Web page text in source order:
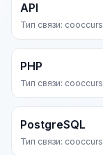
API
Тип связи: cooccurs
PHP
Тип связи: cooccurs
PostgreSQL
Тип связи: cooccurs